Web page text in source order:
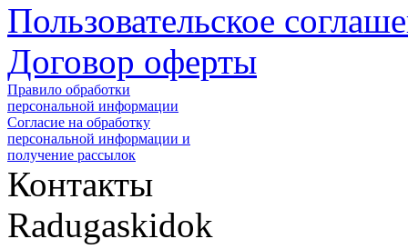
Пользовательское
Договор оферты
Правило обработки
персональной информации
Согласие на обработку
персональной информации и
получение рассылок
Контакты
Radugaskidok